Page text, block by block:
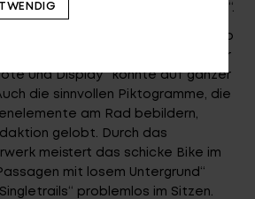
seien „neidische Blicke garantiert“.
Integration des kraftvollen Shimano
sowie „der
und Display“ konnte auf ganzer
die sinnvollen Piktogramme, die
am Rad bebildern,
gelobt. Durch das
meistert das schicke Bike im
mit losem Untergrund“
problemlos im Sitzen.